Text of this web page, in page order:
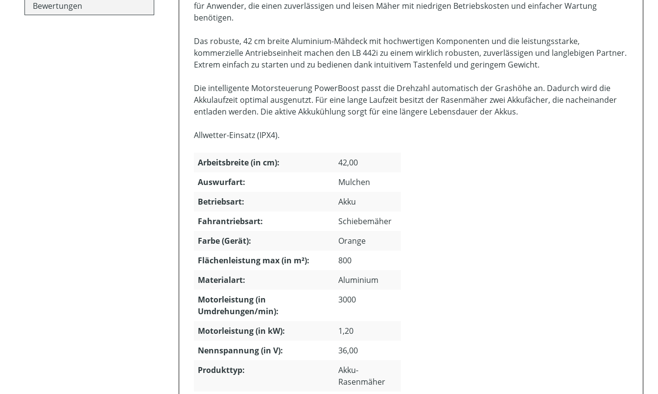
Bewertungen
für Anwender, die einen zuverlässigen und leisen Mäher mit niedrigen Betriebskosten und einfacher Wartung
benötigen.
Das robuste, 42 cm breite Aluminium-Mähdeck mit hochwertigen Komponenten und die leistungsstarke,
kommerzielle Antriebseinheit machen den LB 442i zu einem wirklich robusten, zuverlässigen und langlebigen Partner.
Extrem einfach zu starten und zu bedienen dank intuitivem Tastenfeld und geringem Gewicht.
Die intelligente Motorsteuerung PowerBoost passt die Drehzahl automatisch der Grashöhe an. Dadurch wird die
Akkulaufzeit optimal ausgenutzt. Für eine lange Laufzeit besitzt der Rasenmäher zwei Akkufächer, die nacheinander
entladen werden. Die aktive Akkukühlung sorgt für eine längere Lebensdauer der Akkus.
Allwetter-Einsatz (IPX4).
Arbeitsbreite (in cm):
42,00
Auswurfart:
Mulchen
Betriebsart:
Akku
Fahrantriebsart:
Schiebemäher
Farbe (Gerät):
Orange
Flächenleistung max (in m²):
800
Materialart:
Aluminium
Motorleistung (in
Umdrehungen/min):
3000
Motorleistung (in kW):
1,20
Nennspannung (in V):
36,00
Produkttyp:
Akku-
Rasenmäher